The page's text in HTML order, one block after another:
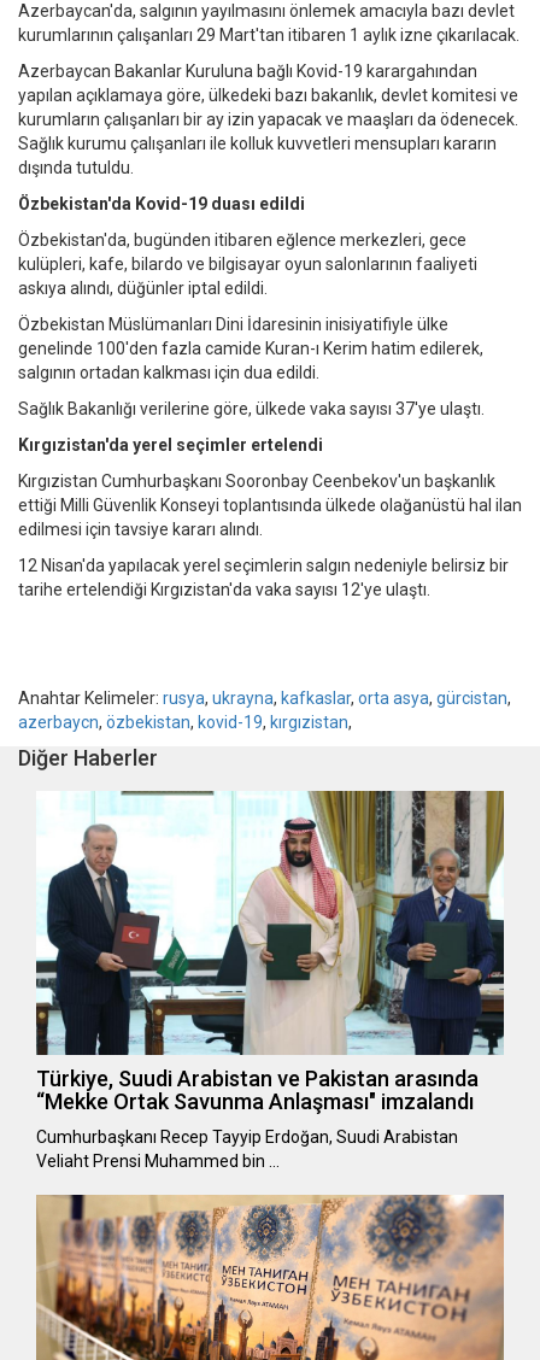
Azerbaycan'da, salgının yayılmasını önlemek amacıyla bazı devlet
kurumlarının çalışanları 29 Mart'tan itibaren 1 aylık izne çıkarılacak.
Azerbaycan Bakanlar Kuruluna bağlı Kovid-19 karargahından
yapılan açıklamaya göre, ülkedeki bazı bakanlık, devlet komitesi ve
kurumların çalışanları bir ay izin yapacak ve maaşları da ödenecek.
Sağlık kurumu çalışanları ile kolluk kuvvetleri mensupları kararın
dışında tutuldu.
Özbekistan'da Kovid-19 duası edildi
Özbekistan'da, bugünden itibaren eğlence merkezleri, gece
kulüpleri, kafe, bilardo ve bilgisayar oyun salonlarının faaliyeti
askıya alındı, düğünler iptal edildi.
Özbekistan Müslümanları Dini İdaresinin inisiyatifiyle ülke
genelinde 100'den fazla camide Kuran-ı Kerim hatim edilerek,
salgının ortadan kalkması için dua edildi.
Sağlık Bakanlığı verilerine göre, ülkede vaka sayısı 37'ye ulaştı.
Kırgızistan'da yerel seçimler ertelendi
Kırgızistan Cumhurbaşkanı Sooronbay Ceenbekov'un başkanlık
ettiği Milli Güvenlik Konseyi toplantısında ülkede olağanüstü hal ilan
edilmesi için tavsiye kararı alındı.
12 Nisan'da yapılacak yerel seçimlerin salgın nedeniyle belirsiz bir
tarihe ertelendiği Kırgızistan'da vaka sayısı 12'ye ulaştı.
Anahtar Kelimeler: rusya, ukrayna, kafkaslar, orta asya, gürcistan,
azerbaycn, özbekistan, kovid-19, kırgızistan,
Diğer Haberler
Türkiye, Suudi Arabistan ve Pakistan arasında
“Mekke Ortak Savunma Anlaşması" imzalandı
Cumhurbaşkanı Recep Tayyip Erdoğan, Suudi Arabistan
Veliaht Prensi Muhammed bin …